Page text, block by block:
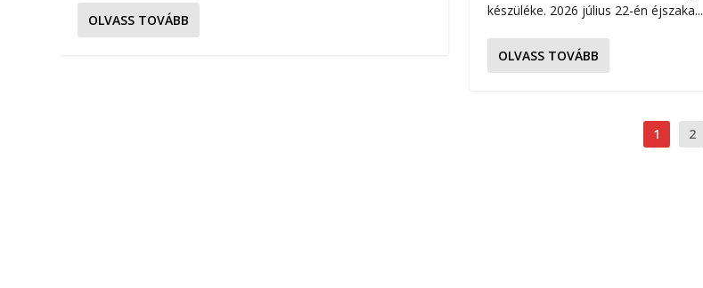
OLVASS TOVÁBB
készüléke. 2026 július 22-én éjszaka...
OLVASS TOVÁBB
1 2